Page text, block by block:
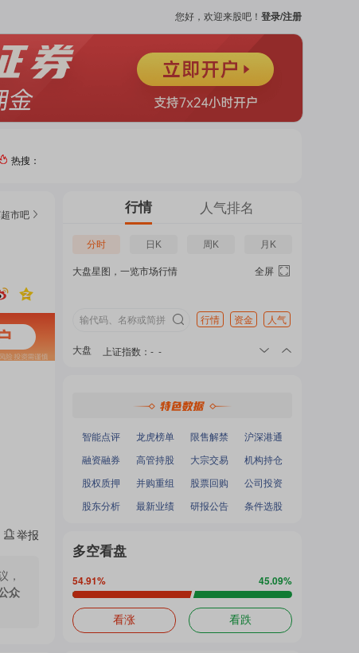
您好，欢迎来股吧！ 登录/注册
热门
吧
热
题
热搜：
市吧
举报
，
众
行情 人气排名
分时 日K 周K 月K
大盘星图，一览市场行情 全屏
行情 资金 人气
大盘 上证指数 ： - -
：- -
智能点评 龙虎榜单 限售解禁
沪深港通
融资融券
高管持股 大宗交易
机构持仓
股权质押
并购重组 股票回购
公司投资
股东分析
最新业绩 研报公告 条件选股
多空看盘
54.91% 45.09%
看涨 看跌